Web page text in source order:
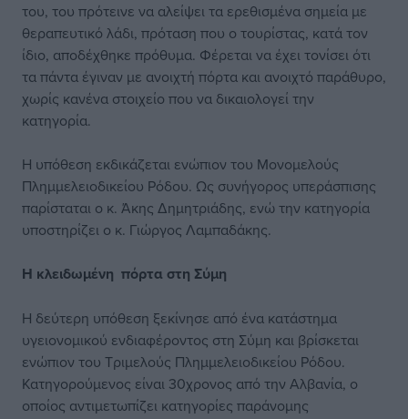
του, του πρότεινε να αλείψει τα ερεθισμένα σημεία με
θεραπευτικό λάδι, πρόταση που ο τουρίστας, κατά τον
ίδιο, αποδέχθηκε πρόθυμα. Φέρεται να έχει τονίσει ότι
τα πάντα έγιναν με ανοιχτή πόρτα και ανοιχτό παράθυρο,
χωρίς κανένα στοιχείο που να δικαιολογεί την
κατηγορία.
Η υπόθεση εκδικάζεται ενώπιον του Μονομελούς
Πλημμελειοδικείου Ρόδου. Ως συνήγορος υπεράσπισης
παρίσταται ο κ. Άκης Δημητριάδης, ενώ την κατηγορία
υποστηρίζει ο κ. Γιώργος Λαμπαδάκης.
Η κλειδωμένη πόρτα στη Σύμη
Η δεύτερη υπόθεση ξεκίνησε από ένα κατάστημα
υγειονομικού ενδιαφέροντος στη Σύμη και βρίσκεται
ενώπιον του Τριμελούς Πλημμελειοδικείου Ρόδου.
Κατηγορούμενος είναι 30χρονος από την Αλβανία, ο
οποίος αντιμετωπίζει κατηγορίες παράνομης